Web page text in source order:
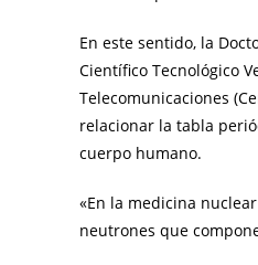
En este sentido, la
Científico Tecnológico
Telecomunicaciones
relacionar la tabla
cuerpo humano.
«En la medicina
neutrones que